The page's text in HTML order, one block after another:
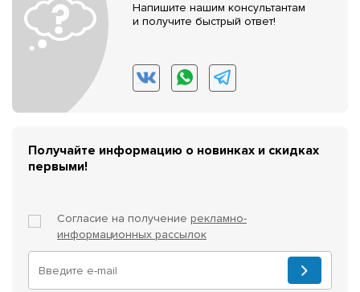
Напишите нашим консультантам
и получите быстрый ответ!
Получайте информацию о новинках и скидках
первыми!
Согласие на получение рекламно-
информационных рассылок